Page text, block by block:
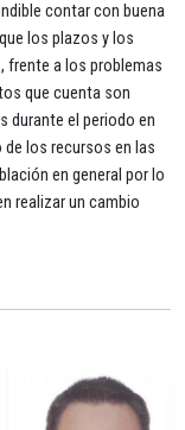
contar con buena
los plazos y los
frente a los problemas
que cuenta son
durante el periodo en
los recursos en las
en general por lo
realizar un cambio